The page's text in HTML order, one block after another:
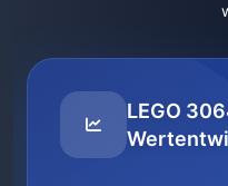
LEGO